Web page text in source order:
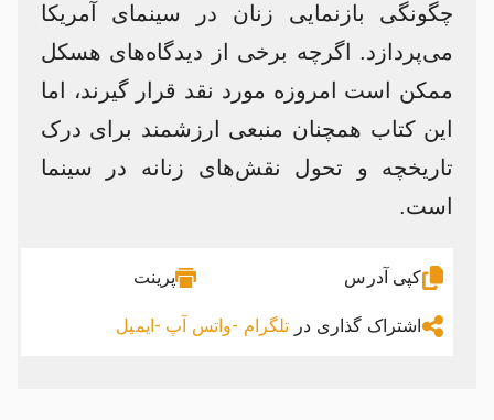
چگونگی بازنمایی زنان در سینمای آمریکا
می‌پردازد. اگرچه برخی از دیدگاه‌های هسکل
ممکن است امروزه مورد نقد قرار گیرند، اما
این کتاب همچنان منبعی ارزشمند برای درک
تاریخچه و تحول نقش‌های زنانه در سینما
است.​
کپی آدرس پرینت
اشتراک گذاری در تلگرام -واتس آپ -ایمیل